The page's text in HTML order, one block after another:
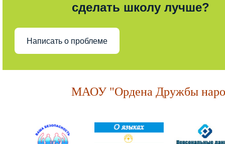
сделать школу лучше?
Написать о проблеме
МАОУ "Ордена Дружбы